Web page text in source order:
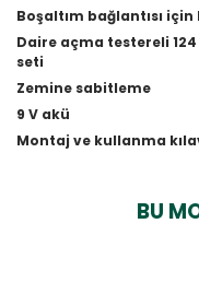
Boşaltım bağlantısı
Daire açma testereli
seti
Zemine sabitleme
9 V akü
Montaj ve kullanma
BU